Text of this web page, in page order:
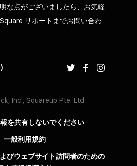
な点がございましたら、お気軽
サポートまでお問い合わ
Inc., Squareup Pte. Ltd.
を共有しないでください
一般利用規約
びウェブサイト訪問者の​ための​